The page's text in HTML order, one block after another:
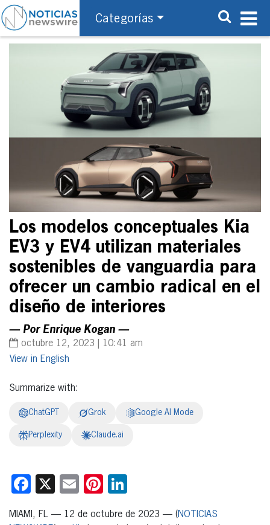
Categorías
Los modelos conceptuales Kia
EV3 y EV4 utilizan materiales
sostenibles de vanguardia para
ofrecer un cambio radical en el
diseño de interiores
— Por Enrique Kogan —
octubre 12, 2023 | 10:41 am
English
Summarize with:
ChatGPT Grok Google AI Mode
Perplexity Claude.ai
Facebook
X EmailPinterest
MIAMI, FL — 12 de octubre de 2023 — (NOTICIAS